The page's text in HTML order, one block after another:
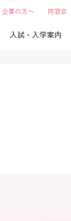
企業の方へ 同窓会
入試・入学案内